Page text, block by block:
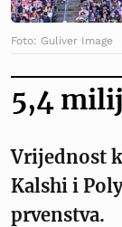
Foto: Guliver Image
5,4
Vrijednost
Kalshi i
prvenstva.